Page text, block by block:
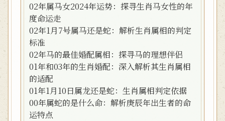
02年属马女2024年运势：探寻生肖马女性的年
度命运走
02年1月7号属马还是蛇：解析生肖属相的判定
标准
02年马的最佳婚配属相：探寻马的理想伴侣
01年和03年的生肖婚配：深入解析其生肖属相
的适配
01年1月10日属龙还是蛇：生肖属相判定依据
00年属蛇的是什么命：解析庚辰年出生者的命
运特点